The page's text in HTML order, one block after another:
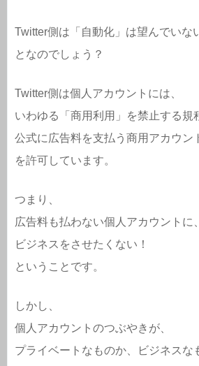
Twitter側は「自動化」は望んでいな
となのでしょう？
Twitter側は個人アカウントには、
いわゆる「商用利用」を禁止する規
公式に広告料を支払う商用アカウン
を許可しています。
つまり、
広告料も払わない個人アカウントに
ビジネスをさせたくない！
ということです。
しかし、
個人アカウントのつぶやきが、
プライベートなものか、ビジネスな